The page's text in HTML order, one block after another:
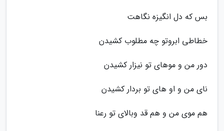
بس که دل انگیزه نگاهت
خطاطی ابروتو چه مطلوب کشیدن
دور من و موهای تو نیزار کشیدن
نای من و او های تو بردار کشیدن
هم موی من و هم قد وبالای تو رعنا